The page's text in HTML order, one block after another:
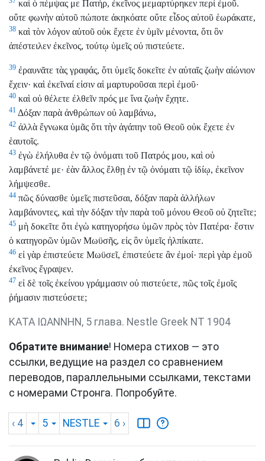
καὶ ὁ πέμψας με Πατὴρ, ἐκεῖνος μεμαρτύρηκεν περὶ ἐμοῦ.
οὔτε φωνὴν αὐτοῦ πώποτε ἀκηκόατε οὔτε εἶδος αὐτοῦ ἑωράκατε,
38 καὶ τὸν λόγον αὐτοῦ οὐκ ἔχετε ἐν ὑμῖν μένοντα, ὅτι ὃν
ἀπέστειλεν ἐκεῖνος, τούτῳ ὑμεῖς οὐ πιστεύετε.
39 ἐραυνᾶτε τὰς γραφάς, ὅτι ὑμεῖς δοκεῖτε ἐν αὐταῖς ζωὴν αἰώνιον
ἔχειν· καὶ ἐκεῖναί εἰσιν αἱ μαρτυροῦσαι περὶ ἐμοῦ·
40 καὶ οὐ θέλετε ἐλθεῖν πρός με ἵνα ζωὴν ἔχητε.
41 Δόξαν παρὰ ἀνθρώπων οὐ λαμβάνω,
42 ἀλλὰ ἔγνωκα ὑμᾶς ὅτι τὴν ἀγάπην τοῦ Θεοῦ οὐκ ἔχετε ἐν
ἑαυτοῖς.
43 ἐγὼ ἐλήλυθα ἐν τῷ ὀνόματι τοῦ Πατρός μου, καὶ οὐ
λαμβάνετέ με· ἐὰν ἄλλος ἔλθῃ ἐν τῷ ὀνόματι τῷ ἰδίῳ, ἐκεῖνον
λήμψεσθε.
44 πῶς δύνασθε ὑμεῖς πιστεῦσαι, δόξαν παρὰ ἀλλήλων
λαμβάνοντες, καὶ τὴν δόξαν τὴν παρὰ τοῦ μόνου Θεοῦ οὐ ζητεῖτε;
45 μὴ δοκεῖτε ὅτι ἐγὼ κατηγορήσω ὑμῶν πρὸς τὸν Πατέρα· ἔστιν
ὁ κατηγορῶν ὑμῶν Μωϋσῆς, εἰς ὃν ὑμεῖς ἠλπίκατε.
46 εἰ γὰρ ἐπιστεύετε Μωϋσεῖ, ἐπιστεύετε ἂν ἐμοί· περὶ γὰρ ἐμοῦ
ἐκεῖνος ἔγραψεν.
47 εἰ δὲ τοῖς ἐκείνου γράμμασιν οὐ πιστεύετε, πῶς τοῖς ἐμοῖς
ῥήμασιν πιστεύσετε;
ΚΑΤΑ ΙΩΑΝΝΗΝ, 5 глава. Nestle Greek NT 1904
Обратите внимание! Номера стихов — это
ссылки, ведущие на раздел со сравнением
переводов, параллельными ссылками, текстами
с номерами Стронга. Попробуйте.
‹ 4 5 NESTLE 6 ›